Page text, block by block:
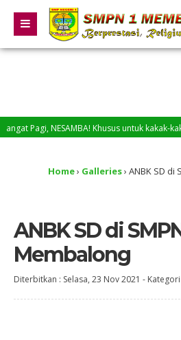
Pagi, NESAMBA! Khusus untuk kakak-
Home› Galleries› ANBK SD di
ANBK SD di
Membalong
Diterbitkan : Selasa, 23 Nov 2021 - Kategori